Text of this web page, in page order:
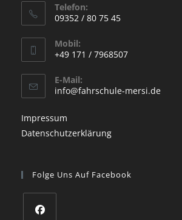
in
a
new
tab
Telefon:
09352 / 80 75 45
in
your
application
Mobil:
+49 171 / 7968507
in
your
E-Mail:
info@fahrschule-mersi.deOpens
Impressum
Datenschutzerklärung
Folge Uns Auf Facebook